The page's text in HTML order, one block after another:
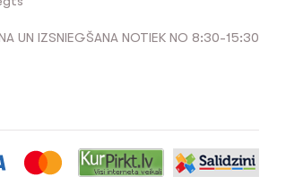
UN IZSNIEGŠANA NOTIEK NO 8:30-15:30